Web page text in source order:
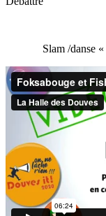
Slam /danse «